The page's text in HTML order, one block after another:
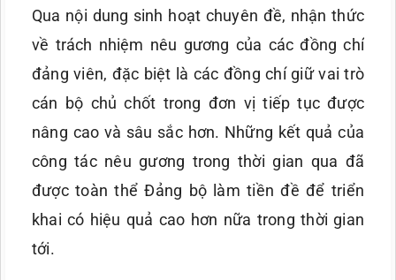
Qua nội dung sinh hoạt chuyên đề, nhận thức
về trách nhiệm nêu gương của các đồng chí
đảng viên, đặc biệt là các đồng chí giữ vai trò
cán bộ chủ chốt trong đơn vị tiếp tục được
nâng cao và sâu sắc hơn. Những kết quả của
công tác nêu gương trong thời gian qua đã
được toàn thể Đảng bộ làm tiền đề để triển
khai có hiệu quả cao hơn nữa trong thời gian
tới.